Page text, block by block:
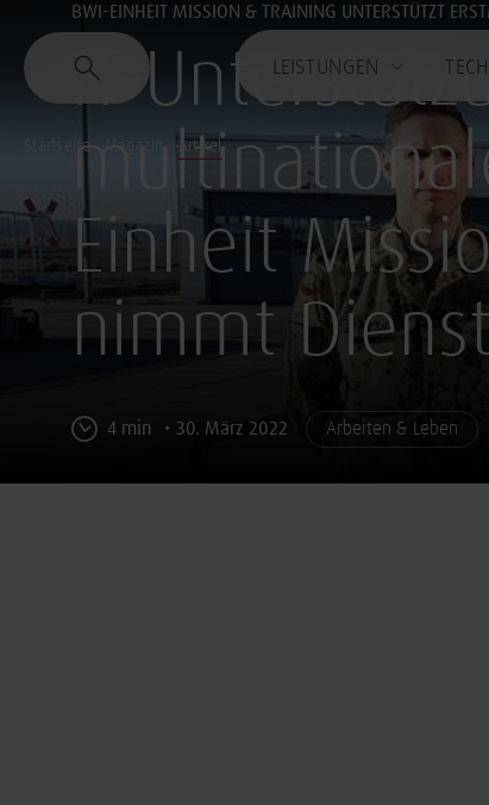
LEISTUNGEN
Startseite Magazin Artikel
BWI-EINHEIT MISSION & TRAINING UNTERSTÜTZT
IT-
Einheit
nimmt
4 min 30. März 2022 Arbeiten & Leben